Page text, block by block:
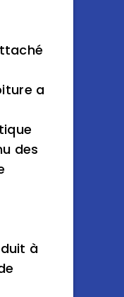
a
des
à